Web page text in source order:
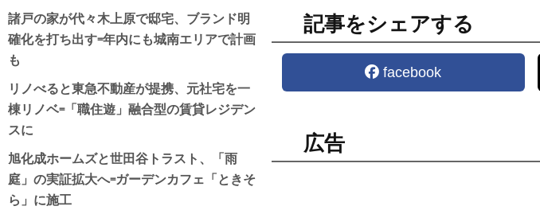
記事をシェアする
facebook
広告
諸戸の家が代々木上原で邸宅、ブランド明
確化を打ち出す=年内にも城南エリアで計画
も
リノべると東急不動産が提携、元社宅を一
棟リノベ=「職住遊」融合型の賃貸レジデン
スに
旭化成ホームズと世田谷トラスト、「雨
庭」の実証拡大へ=ガーデンカフェ「ときそ
ら」に施工